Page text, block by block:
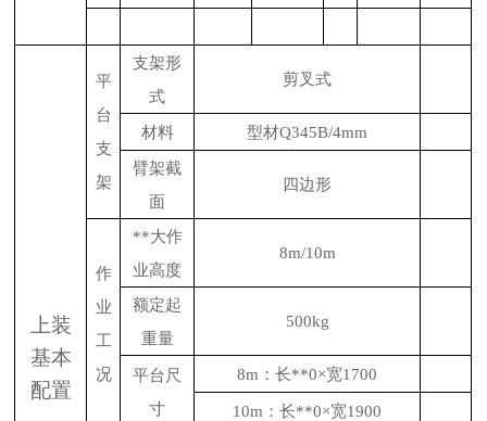
上装
基本
配置
平
台
支
架
支架形
式
剪叉式
材料 型材Q345B/4mm
臂架截
面
四边形
作
业
工
况
**大作
业高度
8m/10m
额定起
重量
500kg
平台尺
寸
8m：长**0×宽1700
10m：长**0×宽1900